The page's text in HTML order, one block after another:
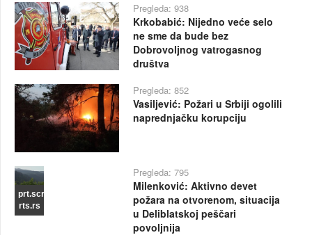
Pregleda: 938
Krkobabić: Nijedno veće selo
ne sme da bude bez
Dobrovoljnog vatrogasnog
društva
Pregleda: 852
Vasiljević: Požari u Srbiji ogolili
naprednjačku korupciju
prt.scr
rts.rs
Pregleda: 795
Milenković: Aktivno devet
požara na otvorenom, situacija
u Deliblatskoj peščari
povoljnija